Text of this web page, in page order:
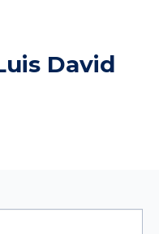
David